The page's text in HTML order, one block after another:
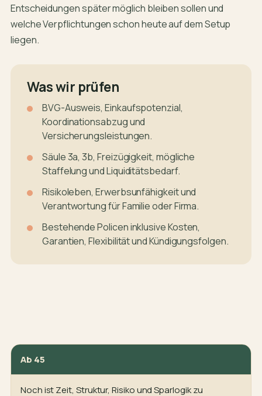
Entscheidungen später möglich bleiben sollen und
welche Verpflichtungen schon heute auf dem Setup
liegen.
Was wir prüfen
BVG-Ausweis, Einkaufspotenzial,
Koordinationsabzug und
Versicherungsleistungen.
Säule 3a, 3b, Freizügigkeit, mögliche
Staffelung und Liquiditätsbedarf.
Risikoleben, Erwerbsunfähigkeit und
Verantwortung für Familie oder Firma.
Bestehende Policen inklusive Kosten,
Garantien, Flexibilität und Kündigungsfolgen.
Ab 45
Noch ist Zeit, Struktur, Risiko und Sparlogik zu